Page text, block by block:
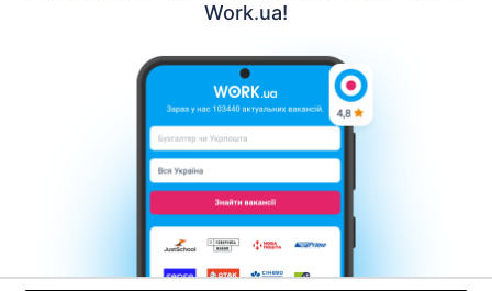
Work.ua!
Контакти Про нас
Кар’єра
Допомога Умови використання